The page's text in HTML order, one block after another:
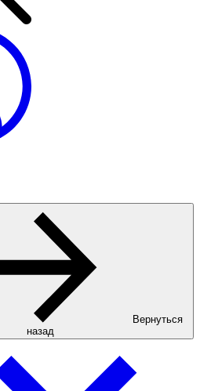
Вернуться
назад